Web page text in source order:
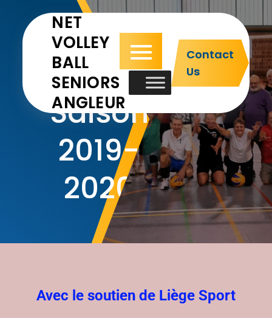
NET
VOLLEY
BALL
SENIORS
ANGLEUR
Contact
Us
Saison
2019-
2020
Avec le soutien de Liège Sport